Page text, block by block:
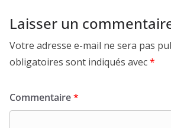
Laisser un
Votre adresse e-mail ne sera pas
obligatoires sont indiqués avec*
Commentaire*